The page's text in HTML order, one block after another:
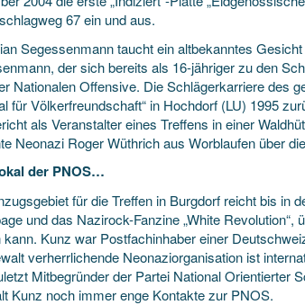
67 ein und aus.
Segessenmann taucht ein altbekanntes
der sich bereits als 16-jähriger zu den
Nationalen Offensive. Die Schlägerkarriere des
für Völkerfreundschaft“ in Hochdorf (LU) 1995
als Veranstalter eines Treffens in einer
Neonazi Roger Wüthrich aus Worblaufen über
der PNOS…
für die Treffen in Burgdorf reicht bis in
und das Nazirock-Fanzine „White
kann. Kunz war Postfachinhaber einer
verherrlichende Neonaziorganisation ist
Mitbegründer der Partei National Orientierter
Kunz noch immer enge Kontakte zur PNOS.